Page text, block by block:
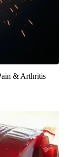
& Arthritis